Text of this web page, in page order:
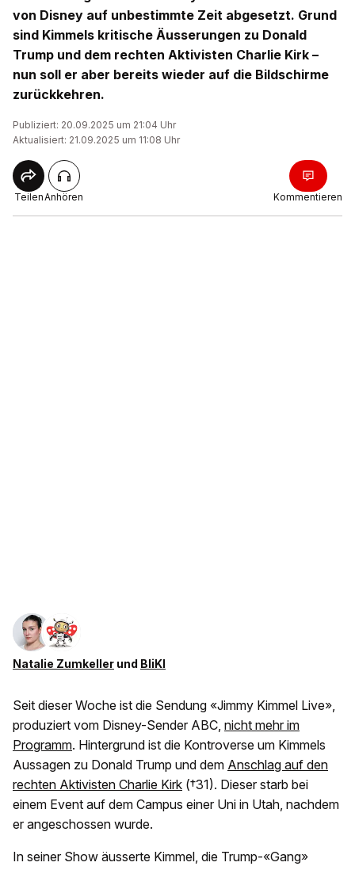
von Disney auf unbestimmte Zeit abgesetzt. Grund
sind Kimmels kritische Äusserungen zu Donald
Trump und dem rechten Aktivisten Charlie Kirk –
nun soll er aber bereits wieder auf die Bildschirme
zurückkehren.
Publiziert: 20.09.2025 um 21:04 Uhr
Aktualisiert: 21.09.2025 um 11:08 Uhr
TeilenAnhören Kommentieren
Natalie Zumkeller und BliKI
Seit dieser Woche ist die Sendung «Jimmy Kimmel Live»,
produziert vom Disney-Sender ABC, nicht mehr im
Programm. Hintergrund ist die Kontroverse um Kimmels
Aussagen zu Donald Trump und dem Anschlag auf den
rechten Aktivisten Charlie Kirk (†31). Dieser starb bei
einem Event auf dem Campus einer Uni in Utah, nachdem
er angeschossen wurde.
In seiner Show äusserte Kimmel, die Trump-«Gang»